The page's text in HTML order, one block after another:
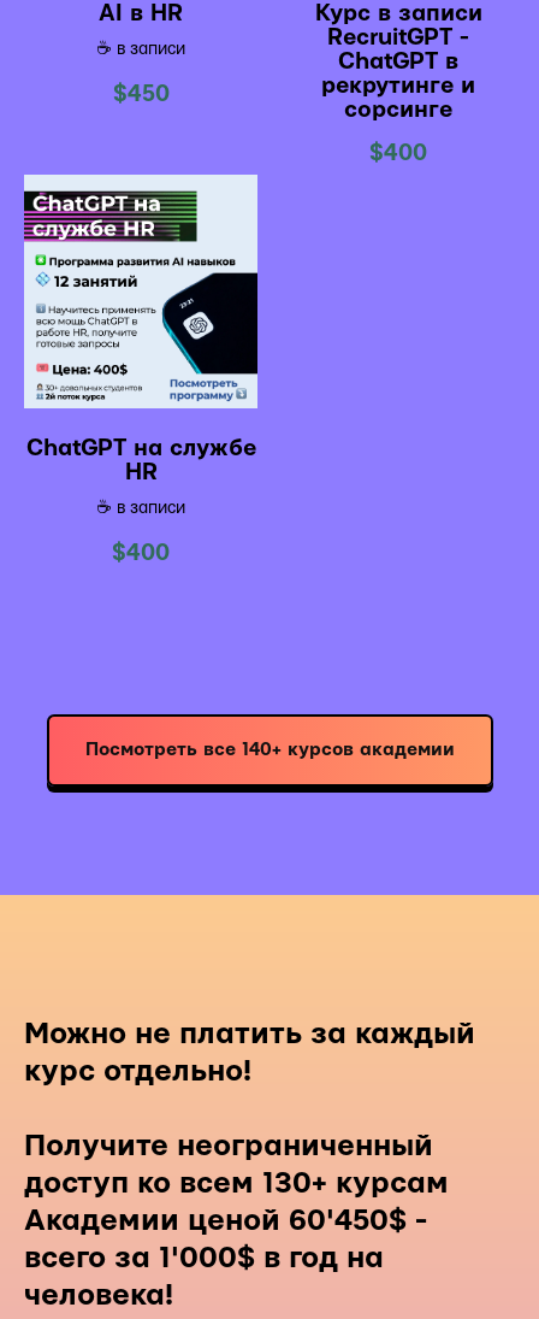
AI в HR
☕️ в записи
$450
Курс в записи
RecruitGPT -
ChatGPT в
рекрутинге и
сорсинге
$400
ChatGPT на службе
HR
☕️ в записи
$400
Посмотреть все 140+ курсов академии
Можно не платить за каждый
курс отдельно!
Получите неограниченный
доступ ко всем 130+ курсам
Академии ценой 60'450$ -
всего за 1'000$ в год на
человека!